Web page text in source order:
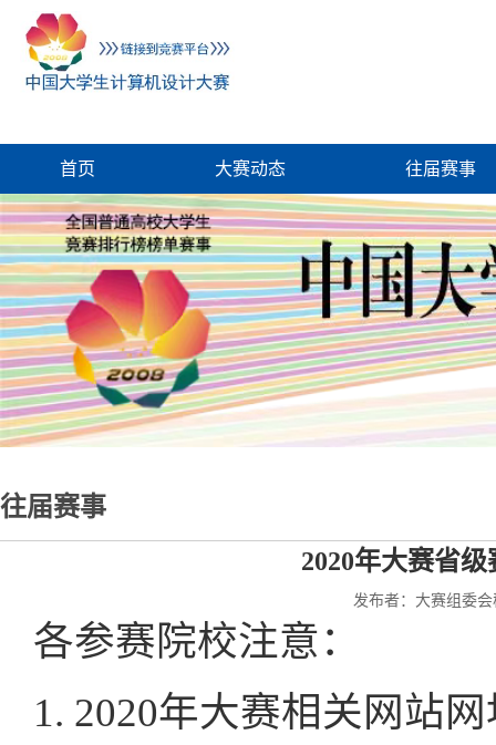
首页 大赛动态 往届赛事
往届赛事
2020年大赛省
发布者：大赛组委
各参赛院校注意：
1. 2020年大赛相关网站